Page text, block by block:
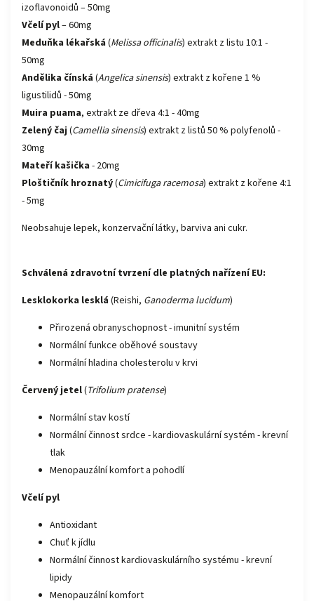
izoflavonoidů – 50mg
Včelí pyl– 60mg
Meduňka lékařská (Melissa officinalis) extrakt z listu 10:1 -
50mg
Andělika čínská (Angelica sinensis) extrakt z kořene 1 %
ligustilidů - 50mg
Muira puama, extrakt ze dřeva 4:1 - 40mg
Zelený čaj (Camellia sinensis) extrakt z listů 50 % polyfenolů -
30mg
Mateří kašička - 20mg
Ploštičník hroznatý(Cimicifuga racemosa) extrakt z kořene 4:1
- 5mg
Neobsahuje lepek, konzervační látky, barviva ani cukr.
Schválená zdravotní tvrzení dle platných nařízení EU:
Lesklokorka lesklá (Reishi, Ganoderma lucidum)
Přirozená obranyschopnost - imunitní systém
Normální funkce oběhové soustavy
Normální hladina cholesterolu v krvi
Červený jetel(Trifolium pratense)
Normální stav kostí
Normální činnost srdce - kardiovaskulární systém - krevní
tlak
Menopauzální komfort a pohodlí
Včelí pyl
Antioxidant
Chuť k jídlu
Normální činnost kardiovaskulárního systému - krevní
lipidy
Menopauzální komfort